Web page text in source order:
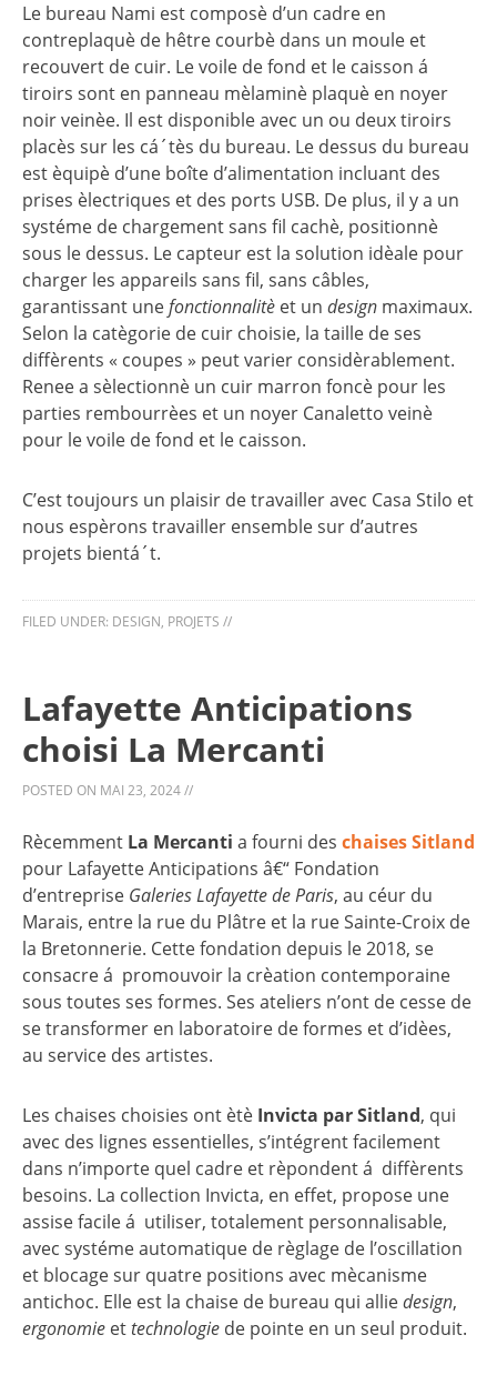
Le bureau Nami est composè d’un cadre en
contreplaquè de hêtre courbè dans un moule et
recouvert de cuir. Le voile de fond et le caisson á
tiroirs sont en panneau mèlaminè plaquè en noyer
noir veinèe. Il est disponible avec un ou deux tiroirs
placès sur les cá´tès du bureau. Le dessus du bureau
est èquipè d’une boîte d’alimentation incluant des
prises èlectriques et des ports USB. De plus, il y a un
systéme de chargement sans fil cachè, positionnè
sous le dessus. Le capteur est la solution idèale pour
charger les appareils sans fil, sans câbles,
garantissant unefonctionnalitè et un design maximaux.
Selon la catègorie de cuir choisie, la taille de ses
diffèrents « coupes » peut varier considèrablement.
Renee a sèlectionnè un cuir marron foncè pour les
parties rembourrèes et un noyer Canaletto veinè
pour le voile de fond et le caisson.
C’est toujours un plaisir de travailler avec Casa Stilo et
nous espèrons travailler ensemble sur d’autres
projets bientá´t.
FILED UNDER: DESIGN, PROJETS //
Lafayette Anticipations
choisi La Mercanti
POSTED ON MAI 23, 2024//
Rècemment La Mercanti a fourni des chaises Sitland
pour Lafayette Anticipations â€“ Fondation
d’entreprise Galeries Lafayette de Paris, au céur du
Marais, entre la rue du Plâtre et la rue Sainte-Croix de
la Bretonnerie. Cette fondation depuis le 2018, se
consacre á promouvoir la crèation contemporaine
sous toutes ses formes. Ses ateliers n’ont de cesse de
se transformer en laboratoire de formes et d’idèes,
au service des artistes.
Les chaises choisies ont ètè Invicta par Sitland, qui
avec des lignes essentielles, s’intégrent facilement
dans n’importe quel cadre et rèpondent á diffèrents
besoins. La collection Invicta, en effet, propose une
assise facile á utiliser, totalement personnalisable,
avec systéme automatique de règlage de l’oscillation
et blocage sur quatre positions avec mècanisme
antichoc. Elle est la chaise de bureau qui alliedesign,
ergonomie ettechnologie de pointe en un seul produit.